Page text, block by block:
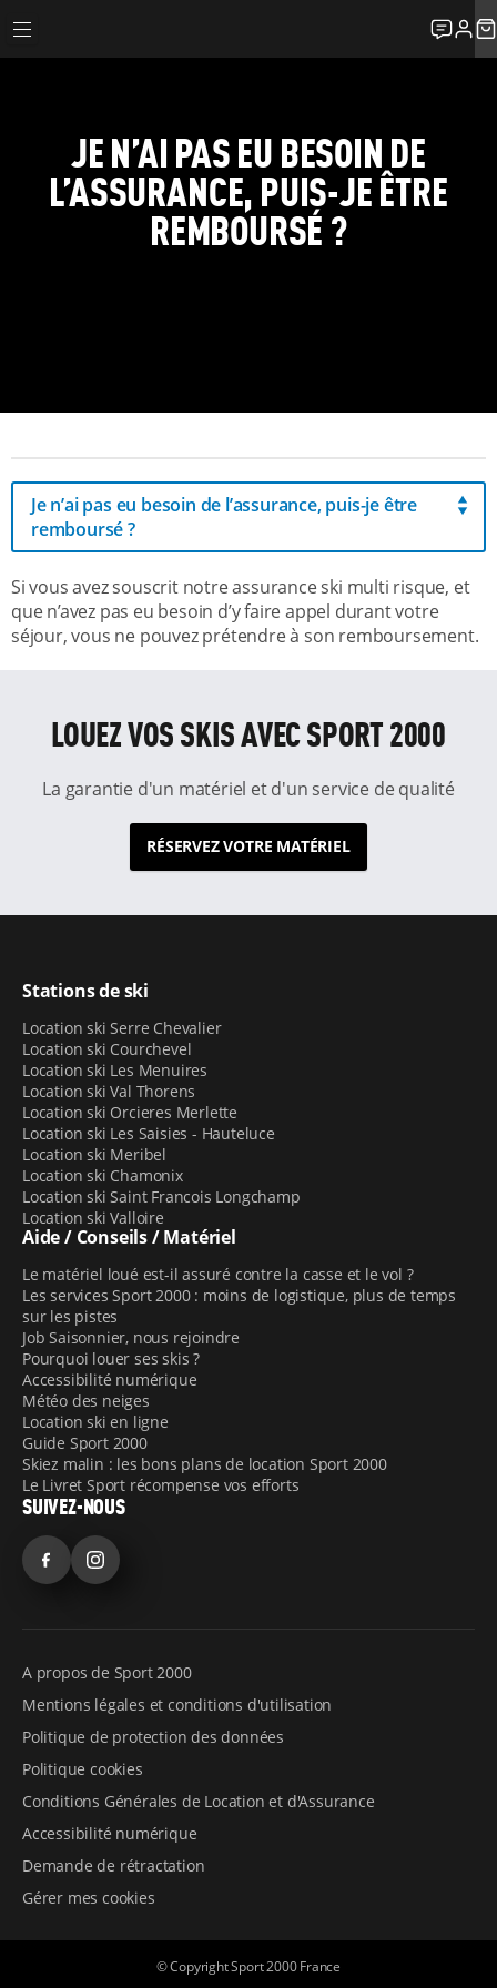
JE N’AI PAS EU BESOIN DE
L’ASSURANCE, PUIS-JE ÊTRE
REMBOURSÉ ?
Je n’ai pas eu besoin de l’assurance, puis-je être
remboursé ?
Si vous avez souscrit notre assurance ski multi risque, et
que n’avez pas eu besoin d’y faire appel durant votre
séjour, vous ne pouvez prétendre à son remboursement.
LOUEZ VOS SKIS AVEC SPORT 2000
La garantie d'un matériel et d'un service de qualité
RÉSERVEZ VOTRE MATÉRIEL
Stations de ski
Location ski Serre Chevalier
Location ski Courchevel
Location ski Les Menuires
Location ski Val Thorens
Location ski Orcieres Merlette
Location ski Les Saisies - Hauteluce
Location ski Meribel
Location ski Chamonix
Location ski Saint Francois Longchamp
Location ski Valloire
Aide / Conseils / Matériel
Le matériel loué est-il assuré contre la casse et le vol ?
Les services Sport 2000 : moins de logistique, plus de temps
sur les pistes
Job Saisonnier, nous rejoindre
Pourquoi louer ses skis ?
Accessibilité numérique
Météo des neiges
Location ski en ligne
Guide Sport 2000
Skiez malin : les bons plans de location Sport 2000
Le Livret Sport récompense vos efforts
SUIVEZ-NOUS
FacebookInstagram
A propos de Sport 2000
Mentions légales et conditions d'utilisation
Politique de protection des données
Politique cookies
Conditions Générales de Location et d'Assurance
Accessibilité numérique
Demande de rétractation
Gérer mes cookies
© Copyright Sport 2000 France